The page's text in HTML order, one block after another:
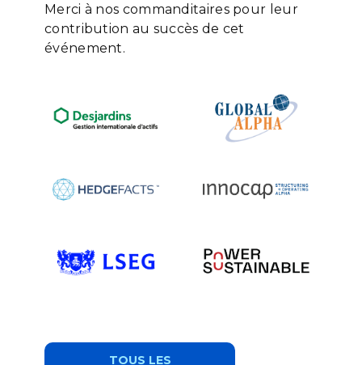
Merci à nos commanditaires pour leur
contribution au succès de cet
événement.
TOUS LES